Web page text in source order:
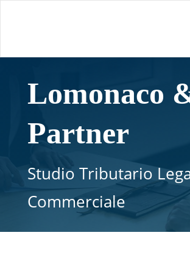
Lomonaco
Partner
Studio Tributario
Commerciale